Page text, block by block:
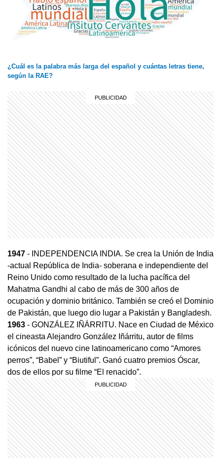
¿Cuál es la palabra más larga del español y cuántas letras tiene,
según la RAE?
1947 - INDEPENDENCIA INDIA. Se crea la Unión de India
-actual República de India- soberana e independiente del
Reino Unido como resultado de la lucha pacífica del
Mahatma Gandhi al cabo de más de 300 años de
ocupación y dominio británico. También se creó el Dominio
de Pakistán, que luego dio lugar a Pakistán y Bangladesh.
1963 - GONZÁLEZ IÑÁRRITU. Nace en Ciudad de México
el cineasta Alejandro González Iñárritu, autor de films
icónicos del nuevo cine latinoamericano como “Amores
perros”, “Babel” y “Biutiful”. Ganó cuatro premios Óscar,
dos de ellos por su filme “El renacido”.